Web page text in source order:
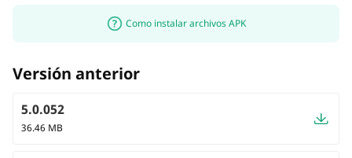
Como instalar archivos APK
Versión anterior
5.0.052
36.46 MB